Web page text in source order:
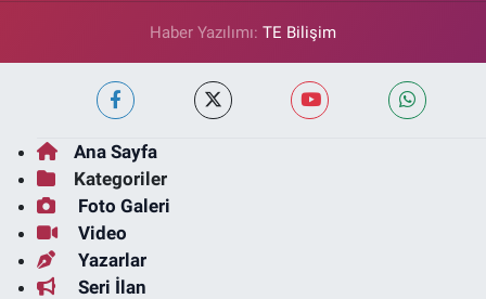
Haber Yazılımı: TE Bilişim
Ana Sayfa
Kategoriler
Foto Galeri
Video
Yazarlar
Seri İlan